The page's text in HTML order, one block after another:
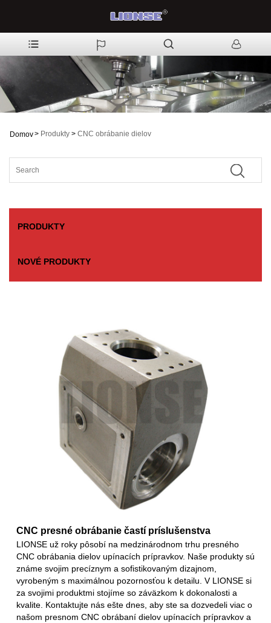
Domov> Produkty > CNC obrábanie dielov
PRODUKTY
NOVÉ PRODUKTY
CNC presné obrábanie častí príslušenstva
LIONSE už roky pôsobí na medzinárodnom trhu presného
CNC obrábania dielov upínacích prípravkov. Naše produkty sú
známe svojim precíznym a sofistikovaným dizajnom,
vyrobeným s maximálnou pozornosťou k detailu. V LIONSE si
za svojimi produktmi stojíme so záväzkom k dokonalosti a
kvalite. Kontaktujte nás ešte dnes, aby ste sa dozvedeli viac o
našom presnom CNC obrábaní dielov upínacích prípravkov a